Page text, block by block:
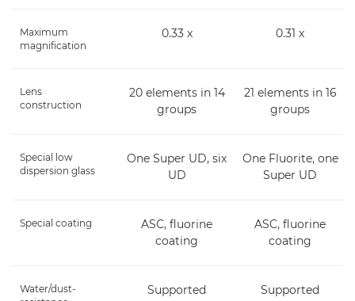
Maximum
magnification
0.33 x 0.31 x
Lens
construction
20 elements in 14
groups
21 elements in 16
groups
Special low
dispersion glass
One Super UD, six
UD
One Fluorite, one
Super UD
Special coating
ASC, fluorine
coating
ASC, fluorine
coating
Water/dust-
Supported Supported